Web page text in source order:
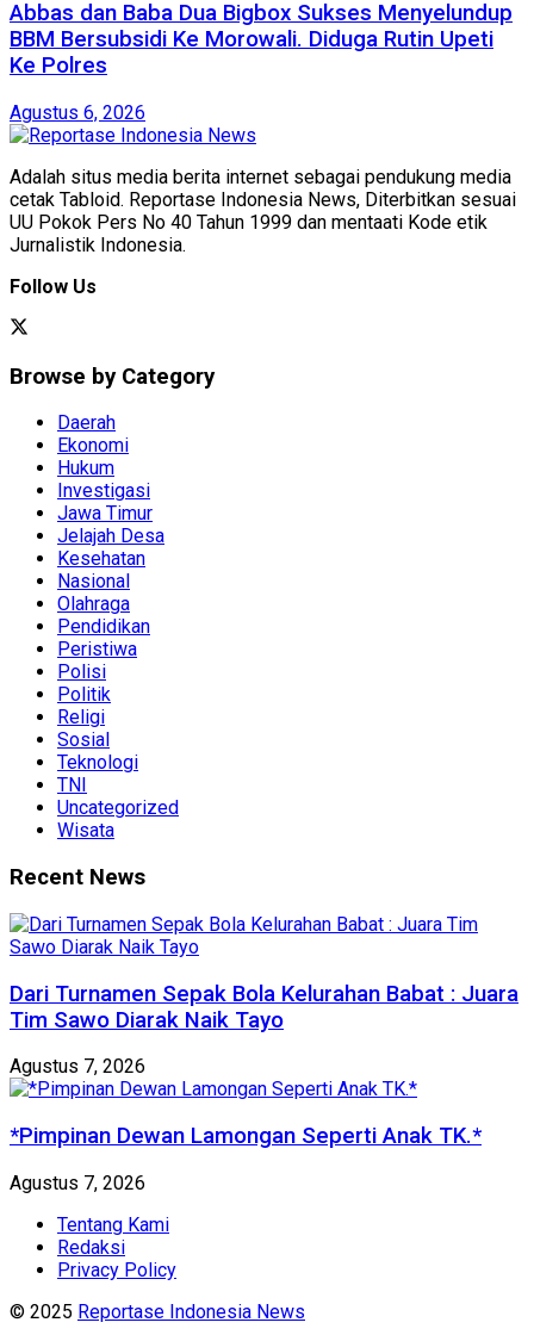
Abbas dan Baba Dua Bigbox Sukses Menyelundup
BBM Bersubsidi Ke Morowali. Diduga Rutin Upeti
Ke Polres
Agustus 6, 2026
Adalah situs media berita internet sebagai pendukung media
cetak Tabloid. Reportase Indonesia News, Diterbitkan sesuai
UU Pokok Pers No 40 Tahun 1999 dan mentaati Kode etik
Jurnalistik Indonesia.
Follow Us
Browse by Category
Daerah
Ekonomi
Hukum
Investigasi
Jawa Timur
Jelajah Desa
Kesehatan
Nasional
Olahraga
Pendidikan
Peristiwa
Polisi
Politik
Religi
Sosial
Teknologi
TNI
Uncategorized
Wisata
Recent News
Dari Turnamen Sepak Bola Kelurahan Babat : Juara
Tim Sawo Diarak Naik Tayo
Agustus 7, 2026
*Pimpinan Dewan Lamongan Seperti Anak TK.*
Agustus 7, 2026
Tentang Kami
Redaksi
Privacy Policy
© 2025 Reportase Indonesia News